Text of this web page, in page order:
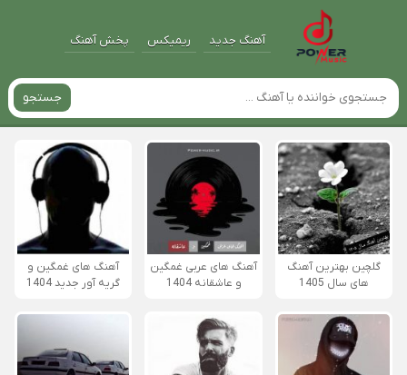
آهنگ جدید ریمیکس پخش آهنگ
جستجو
گلچین بهترین آهنگ
های سال 1405
آهنگ های عربی غمگین
و عاشقانه 1404
آهنگ های غمگین و
گریه آور جدید 1404